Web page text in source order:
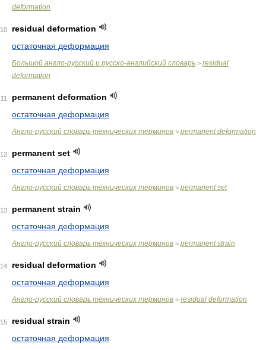
deformation
10
residual deformation
остаточная деформация
Большой англо-русский и русско-английский словарь > residual
deformation
11
permanent deformation
остаточная деформация
Англо-русский словарь технических терминов > permanent deformation
12
permanent set
остаточная деформация
Англо-русский словарь технических терминов > permanent set
13
permanent strain
остаточная деформация
Англо-русский словарь технических терминов > permanent strain
14
residual deformation
остаточная деформация
Англо-русский словарь технических терминов > residual deformation
15
residual strain
остаточная деформация